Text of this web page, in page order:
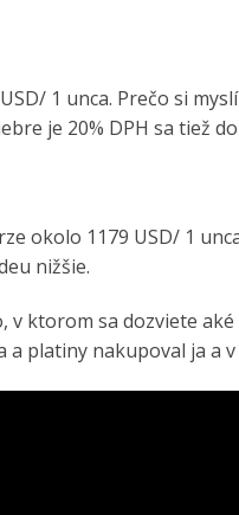
1 unca. Prečo si
je 20% DPH sa tiež
okolo 1179 USD/ 1
nižšie.
v ktorom sa dozviete
a platiny nakupoval ja a